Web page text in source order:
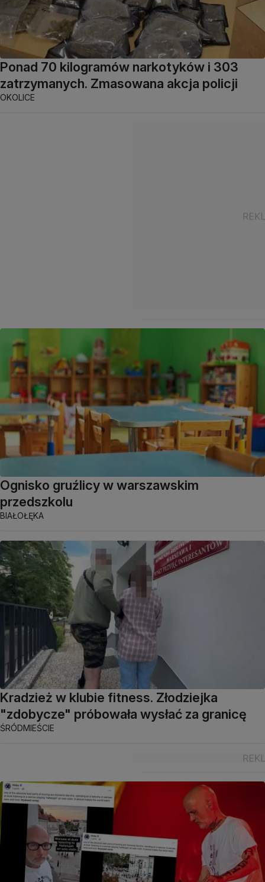
Ponad 70 kilogramów narkotyków i 303
zatrzymanych. Zmasowana akcja policji
OKOLICE
Ognisko gruźlicy w warszawskim
przedszkolu
BIAŁOŁĘKA
Kradzież w klubie fitness. Złodziejka
"zdobycze" próbowała wysłać za granicę
ŚRÓDMIEŚCIE